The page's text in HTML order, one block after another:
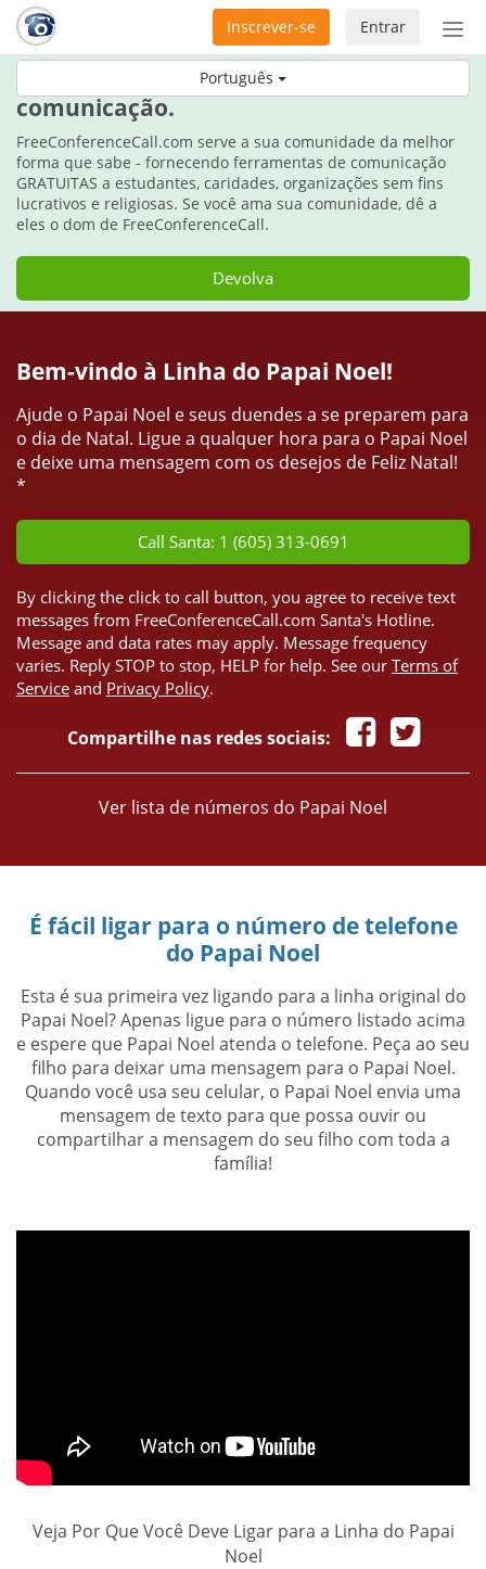
Português
Entrar
Inscrever-se
Durante as festas, dê o dom da
comunicação.
FreeConferenceCall.com serve a sua comunidade da melhor
forma que sabe - fornecendo ferramentas de comunicação
GRATUITAS a estudantes, caridades, organizações sem fins
lucrativos e religiosas. Se você ama sua comunidade, dê a
eles o dom de FreeConferenceCall.
Devolva
Bem-vindo à Linha do Papai Noel!
Ajude o Papai Noel e seus duendes a se preparem para
o dia de Natal. Ligue a qualquer hora para o Papai Noel
e deixe uma mensagem com os desejos de Feliz Natal!
*
Call Santa: 1 (605) 313-0691
By clicking the click to call button, you agree to receive text
messages from FreeConferenceCall.com Santa's Hotline.
Message and data rates may apply. Message frequency
varies. Reply STOP to stop, HELP for help. See our Terms of
Service and Privacy Policy.
Compartilhe nas redes sociais:
Ver lista de números do Papai Noel
É fácil ligar para o número de telefone
do Papai Noel
Esta é sua primeira vez ligando para a linha original do
Papai Noel? Apenas ligue para o número listado acima
e espere que Papai Noel atenda o telefone. Peça ao seu
filho para deixar uma mensagem para o Papai Noel.
Quando você usa seu celular, o Papai Noel envia uma
mensagem de texto para que possa ouvir ou
compartilhar a mensagem do seu filho com toda a
família!
Veja Por Que Você Deve Ligar para a Linha do Papai
Noel